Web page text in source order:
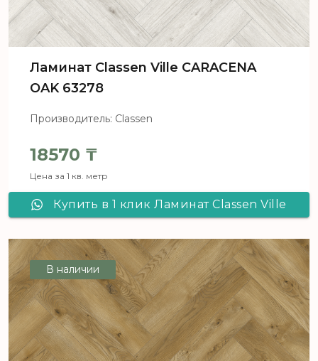
Ламинат Classen Ville CARACENA
OAK 63278
Производитель: Classen
18570 ₸
Цена за 1 кв. метр
Купить в 1 клик Ламинат Classen Ville
В наличии